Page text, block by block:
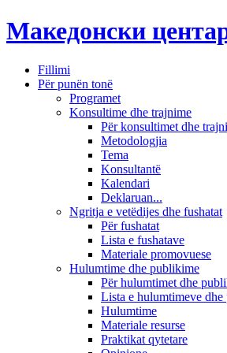
Македонски
Fillimi
Për punën tonë
Programet
Konsultime dhe trajnime
Për konsultimet dhe
Metodologjia
Tema
Konsultantë
Kalendari
Deklaruan...
Ngritja e vetëdijes dhe fushatat
Për fushatat
Lista e fushatave
Materiale promovuese
Hulumtime dhe publikime
Për hulumtimet dhe
Lista e hulumtimeve
Hulumtime
Materiale resurse
Praktikat qytetare